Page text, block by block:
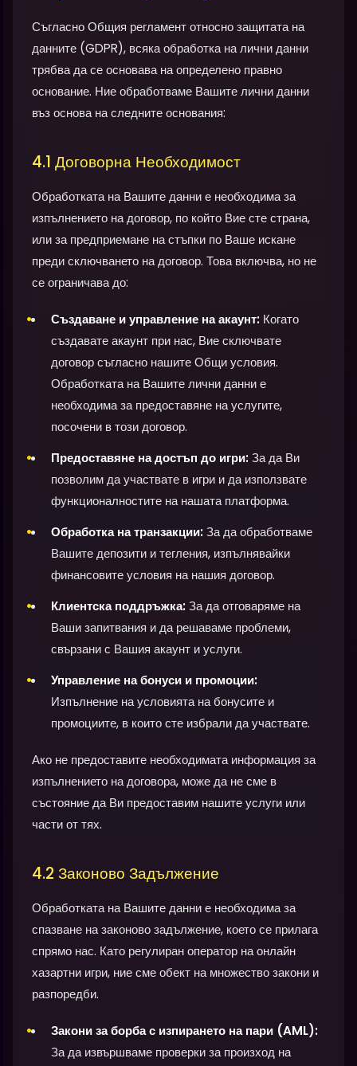
Съгласно Общия регламент относно защитата на
данните (GDPR), всяка обработка на лични данни
трябва да се основава на определено правно
основание. Ние обработваме Вашите лични данни
въз основа на следните основания:
4.1 Договорна Необходимост
Обработката на Вашите данни е необходима за
изпълнението на договор, по който Вие сте страна,
или за предприемане на стъпки по Ваше искане
преди сключването на договор. Това включва, но не
се ограничава до:
Създаване и управление на акаунт: Когато
създавате акаунт при нас, Вие сключвате
договор съгласно нашите Общи условия.
Обработката на Вашите лични данни е
необходима за предоставяне на услугите,
посочени в този договор.
Предоставяне на достъп до игри:За да Ви
позволим да участвате в игри и да използвате
функционалностите на нашата платформа.
Обработка на транзакции:За да обработваме
Вашите депозити и тегления, изпълнявайки
финансовите условия на нашия договор.
Клиентска поддръжка:За да отговаряме на
Ваши запитвания и да решаваме проблеми,
свързани с Вашия акаунт и услуги.
Управление на бонуси и промоции:
Изпълнение на условията на бонусите и
промоциите, в които сте избрали да участвате.
Ако не предоставите необходимата информация за
изпълнението на договора, може да не сме в
състояние да Ви предоставим нашите услуги или
части от тях.
4.2 Законово Задължение
Обработката на Вашите данни е необходима за
спазване на законово задължение, което се прилага
спрямо нас. Като регулиран оператор на онлайн
хазартни игри, ние сме обект на множество закони и
разпоредби.
Закони за борба с изпирането на пари (AML):
За да извършваме проверки за произход на